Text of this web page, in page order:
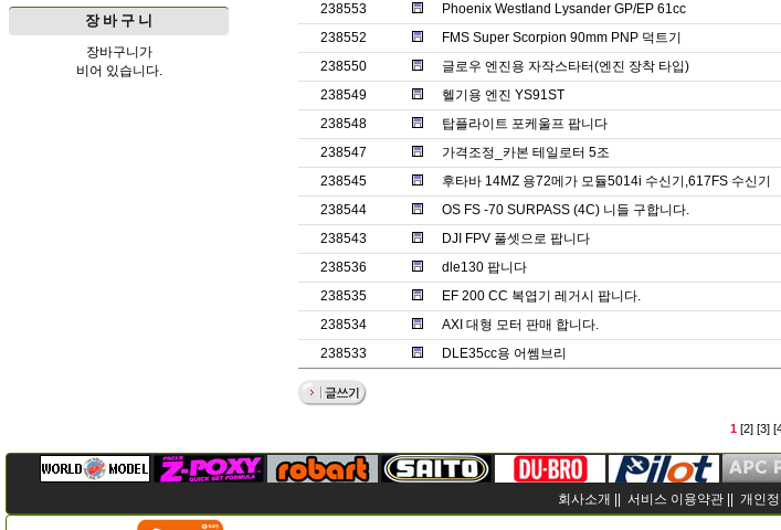
장 바 구 니
장바구니가
비어 있습니다.
238553
Phoenix Westland Lysander GP/EP 61cc
238552
FMS Super Scorpion 90mm PNP 덕트기
238550
글로우 엔진용 자작스타터(엔진 장착 타입)
238549
헬기용 엔진 YS91ST
238548
탑플라이트 포케울프 팝니다
238547
가격조정_카본 테일로터 5조
238545
후타바 14MZ 용72메가 모듈5014i 수신기,617FS 수신기
238544
OS FS -70 SURPASS (4C) 니들 구합니다.
238543
DJI FPV 풀셋으로 팝니다
238536
dle130 팝니다
238535
EF 200 CC 복엽기 레거시 팝니다.
238534
AXI 대형 모터 판매 합니다.
238533
DLE35cc용 어쎔브리
1 [2] [3]
회사소개 || 서비스 이용약관 || 개인정